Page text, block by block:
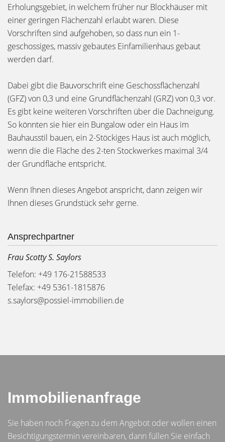
Erholungsgebiet, in welchem früher nur Blockhäuser mit
einer geringen Flächenzahl erlaubt waren. Diese
Vorschriften sind aufgehoben, so dass nun ein 1-
geschossiges, massiv gebautes Einfamilienhaus gebaut
werden darf.
Dabei gibt die Bauvorschrift eine Geschossflächenzahl
(GFZ) von 0,3 und eine Grundflächenzahl (GRZ) von 0,3 vor.
Es gibt keine weiteren Vorschriften über die Dachneigung.
So könnten sie hier ein Bungalow oder ein Haus im
Bauhausstil bauen, ein 2-Stöckiges Haus ist auch möglich,
wenn die die Fläche des 2-ten Stockwerkes maximal 3/4
der Grundfläche entspricht.
Wenn Ihnen dieses Angebot anspricht, dann zeigen wir
Ihnen dieses Grundstück sehr gerne.
Ansprechpartner
Frau Scotty S. Saylors
Telefon: +49 176-21588533
Telefax: +49 5361-1815876
s.saylors@possiel-immobilien.de
Immobilienanfrage
Sie haben noch Fragen zu dem Angebot oder wollen einen
Besichtigungstermin vereinbaren, dann füllen Sie einfach